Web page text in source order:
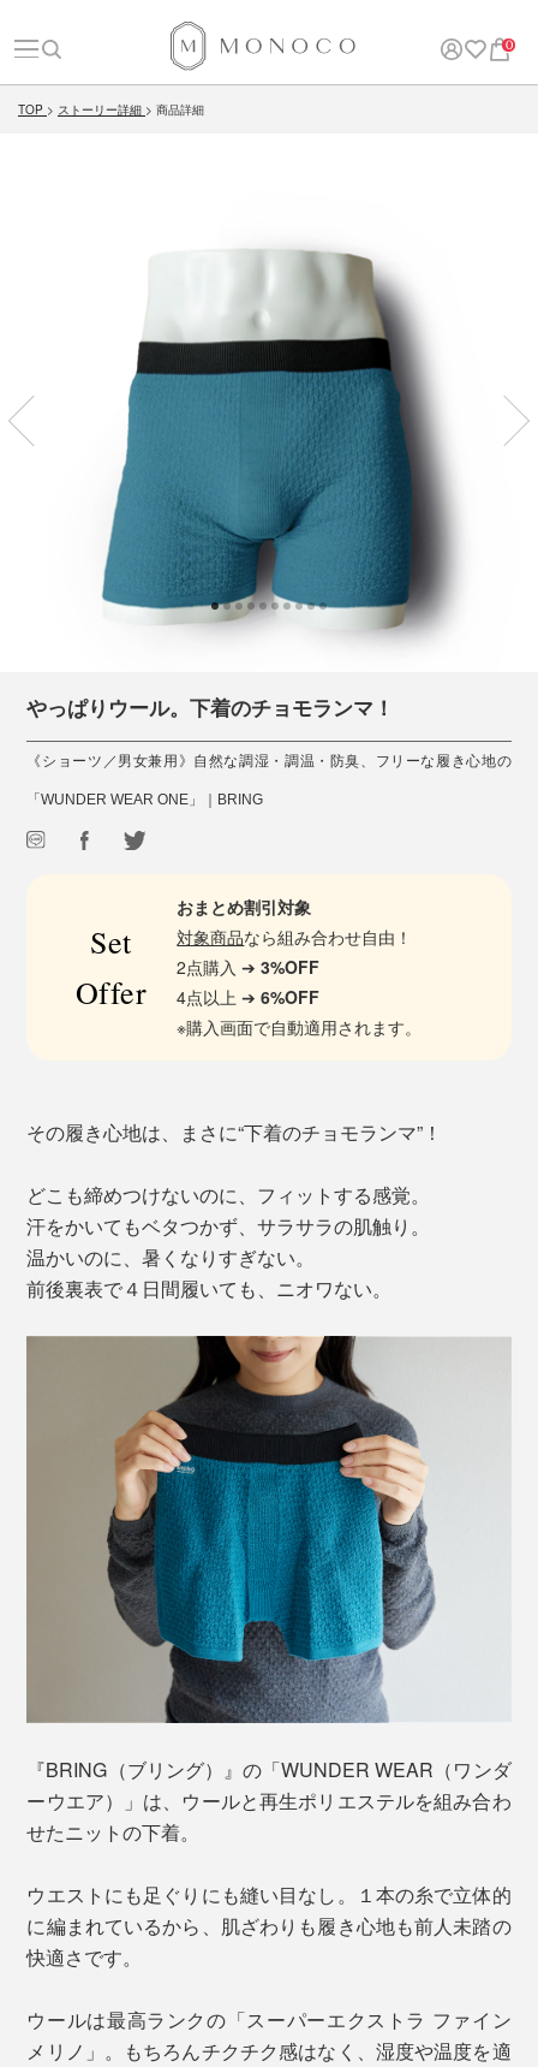
0
TOP ストーリー詳細 商品詳細
やっぱりウール。下着のチョモランマ！
《ショーツ／男女兼用》自然な調湿・調温・防臭、フリーな履き心地の
「WUNDER WEAR ONE」｜BRING
Set
Offer
おまとめ割引対象
対象商品なら組み合わせ自由！
2点購入 ➔3%OFF
4点以上 ➔6%OFF
※購入画面で自動適用されます。
その履き心地は、まさに“下着のチョモランマ”！
どこも締めつけないのに、フィットする感覚。
汗をかいてもベタつかず、サラサラの肌触り。
温かいのに、暑くなりすぎない。
前後裏表で４日間履いても、ニオワない。
『BRING（ブリング）』の「WUNDER WEAR（ワンダ
ーウエア）」は、ウールと再生ポリエステルを組み合わ
せたニットの下着。
ウエストにも足ぐりにも縫い目なし。１本の糸で立体的
に編まれているから、肌ざわりも履き心地も前人未踏の
快適さです。
ウールは最高ランクの「スーパーエクストラ ファイン
メリノ」。もちろんチクチク感はなく、湿度や温度を適